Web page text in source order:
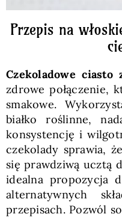
Przepis na
Czekoladowe
zdrowe połączenie,
smakowe.
białko roślinne,
konsystencję i
czekolady sprawia,
się prawdziwą ucztą
idealna propozycja
alternatywnych
przepisach. Pozwól